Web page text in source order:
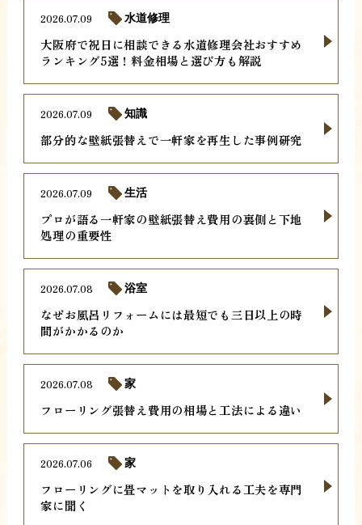
大阪府で祝日に相談できる水道修理会社おすすめ
ランキング5選！料金相場と選び方も解説
2026.07.09 水道修理
部分的な壁紙張替えで一軒家を再生した事例研究
2026.07.09 知識
プロが語る一軒家の壁紙張替え費用の裏側と下地
処理の重要性
2026.07.09 生活
なぜお風呂リフォームには最短でも三日以上の時
間がかかるのか
2026.07.08 浴室
フローリング張替え費用の相場と工法による違い
2026.07.08 家
フローリングに畳マットを取り入れる工夫を専門
家に聞く
2026.07.06 家